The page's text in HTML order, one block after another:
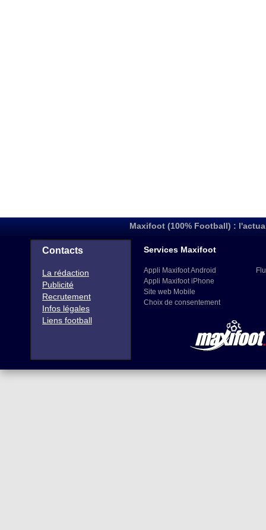
Maxifoot (100% Football) :
Contacts
La rédaction
Publicité
Recrutement
Infos légales
Liens football
Services Maxifoot
Appli Maxifoot Android
Appli Maxifoot iPhone
Site web Mobile
Choix de consentement